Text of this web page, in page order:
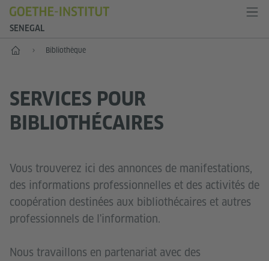
SENEGAL
Accueil Bibliothèque
SERVICES POUR
BIBLIOTHÉCAIRES
Vous trouverez ici des annonces de manifestations,
des informations professionnelles et des activités de
coopération destinées aux bibliothécaires et autres
professionnels de l'information.
Nous travaillons en partenariat avec des